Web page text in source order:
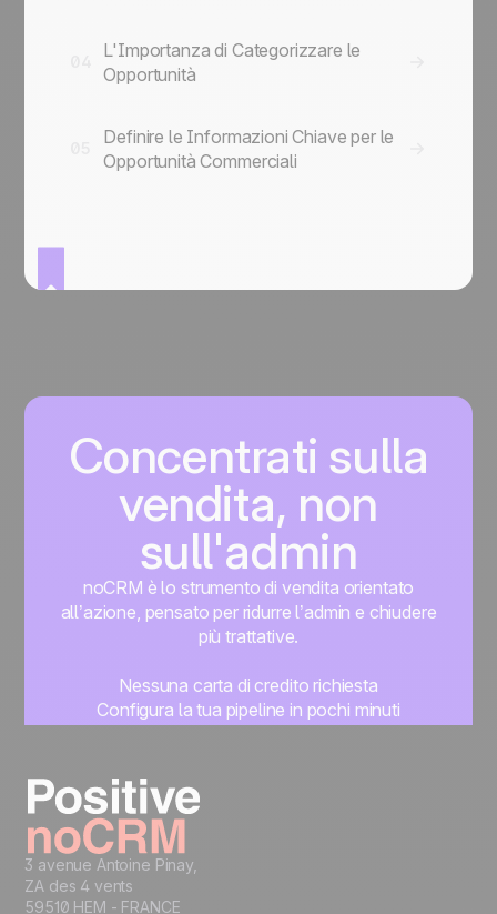
L'Importanza di Categorizzare le
Opportunità
Definire le Informazioni Chiave per le
Opportunità Commerciali
Concentrati sulla
vendita, non
sull'admin
noCRM è lo strumento di vendita orientato
all’azione, pensato per ridurre l’admin e chiudere
più trattative.
Nessuna carta di credito richiesta
Configura la tua pipeline in pochi minuti
3 avenue Antoine Pinay,
ZA des 4 vents
59510 HEM - FRANCE